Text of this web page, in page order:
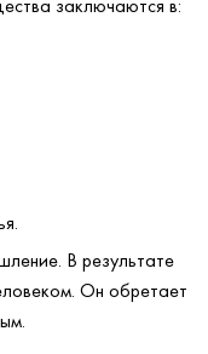
заключаются в:
В результате
Он обретает